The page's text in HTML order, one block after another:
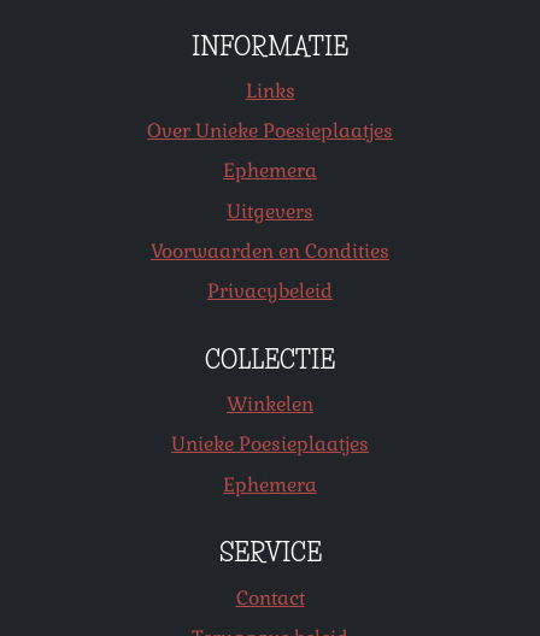
INFORMATIE
Links
Over Unieke Poesieplaatjes
Ephemera
Uitgevers
Voorwaarden en Condities
Privacybeleid
COLLECTIE
Winkelen
Unieke Poesieplaatjes
Ephemera
SERVICE
Contact